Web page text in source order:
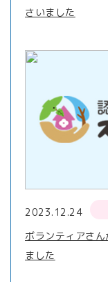
さいました
2023.12.24
ボランティアさ
ました